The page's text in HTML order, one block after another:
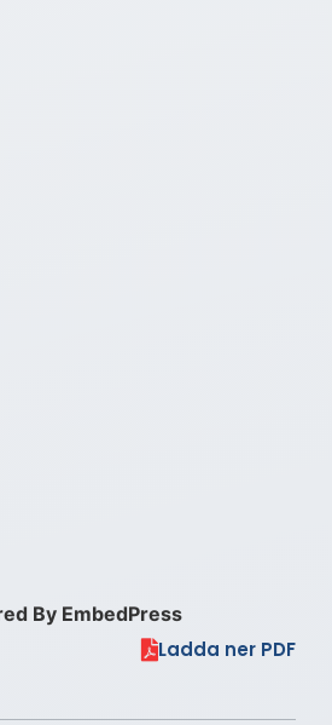
By EmbedPress
Ladda ner PDF